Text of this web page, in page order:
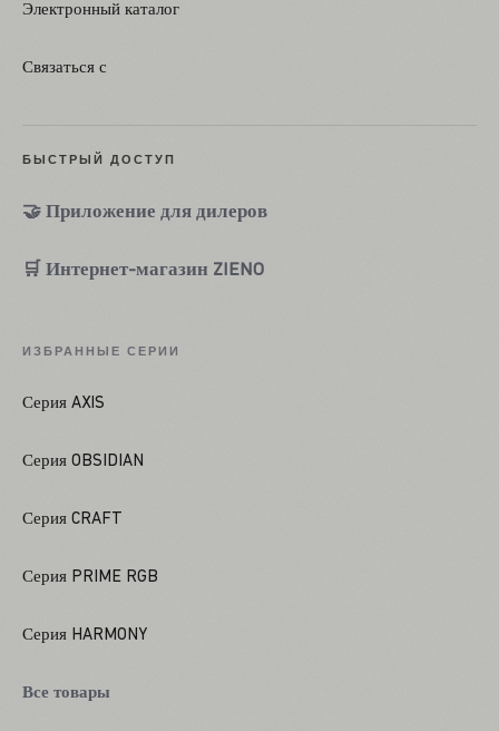
Электронный каталог
Связаться с
БЫСТРЫЙ ДОСТУП
🤝 Приложение для дилеров
🛒 Интернет-магазин ZIENO
ИЗБРАННЫЕ СЕРИИ
Серия AXIS
Серия OBSIDIAN
Серия CRAFT
Серия PRIME RGB
Серия HARMONY
Все товары